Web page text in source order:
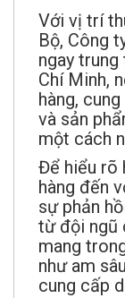
Với vị trí
Bộ, Công
ngay
Chí Minh,
hàng,
và sản
một cách
Để hiểu rõ
hàng đến
sự phản
từ đội ngũ
mang
như am
cung cấp